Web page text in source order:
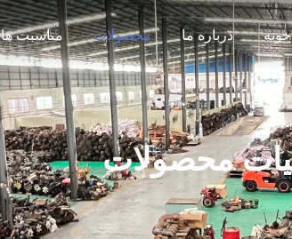
خونه درباره ما محصولات مناسبت ها
محصولات